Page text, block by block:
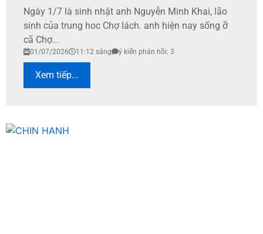
Ngày 1/7 là sinh nhật anh Nguyễn Minh Khai, lão
sinh của trung hoc Chợ lách. anh hiện nay sống ỡ
cã Chợ...
01/07/2026 11:12 sáng ý kiến phản hồi: 3
Xem tiếp...